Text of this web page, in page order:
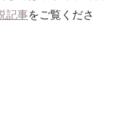
記事をご覧くださ